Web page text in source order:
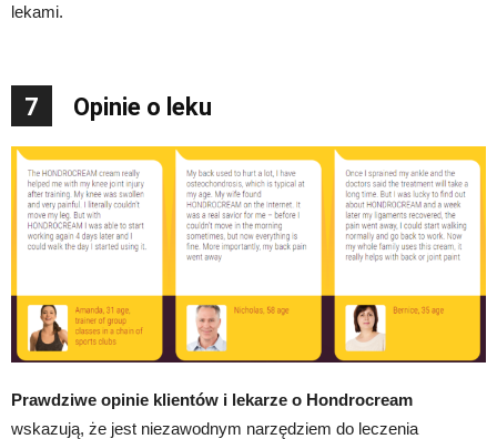
lekami.
7 Opinie o leku
Prawdziwe opinie klientów i lekarze o Hondrocream
wskazują, że jest niezawodnym narzędziem do leczenia